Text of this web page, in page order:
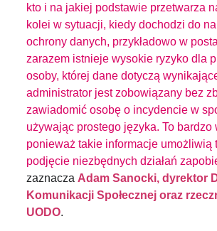
kto i na jakiej podstawie przetwarza
kolei w sytuacji, kiedy dochodzi do
ochrony danych, przykładowo w
zarazem istnieje wysokie ryzyko dla
osoby, której dane dotyczą
administrator jest zobowiązany bez
zawiadomić osobę o incydencie w
używając prostego języka. To bardzo
ponieważ takie informacje umożliwią
podjęcie niezbędnych działań
zaznacza Adam Sanocki, dyrektor
Komunikacji Społecznej oraz
UODO.